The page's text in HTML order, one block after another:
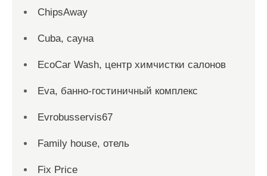
ChipsAway
Cuba, сауна
EcoCar Wash, центр химчистки салонов
Eva, банно-гостиничный комплекс
Evrobusservis67
Family house, отель
Fix Price